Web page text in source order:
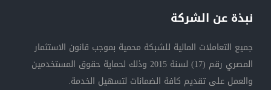
نبذة عن الشركة
جميع التعاملات المالية للشبكة محمية بموجب قانون الاستثمار
المصري رقم (17) لسنة 2015 وذلك لحماية حقوق المستخدمين
والعمل على تقديم كافة الضمانات لتسهيل الخدمة.